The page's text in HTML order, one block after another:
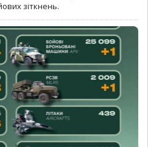
зіткнень.